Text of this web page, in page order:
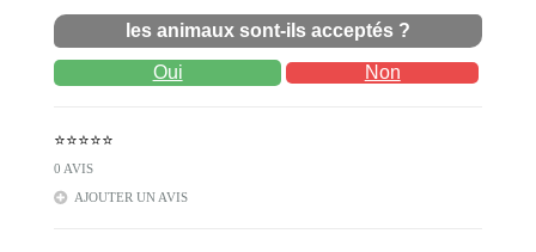
les animaux sont-ils acceptés ?
Oui Non
⭐⭐⭐⭐⭐
0 AVIS
AJOUTER UN AVIS